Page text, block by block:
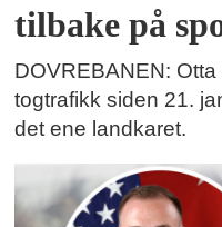
tilbake på
DOVREBANEN:
togtrafikk siden 21.
det ene landkaret.